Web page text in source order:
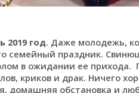
2019 год. Даже молодежь,
семейный праздник.
в ожидании ее прихода.
криков и драк. Ничего
домашняя обстановка и